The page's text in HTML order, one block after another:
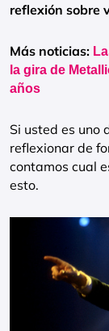
reflexión sobre
Más noticias:
la gira de
años
Si usted es uno
reflexionar de
contamos cual
esto.